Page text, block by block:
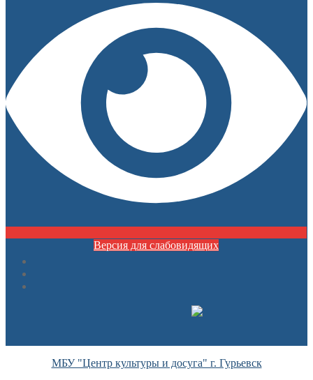
Версия для слабовидящих
МБУ "Центр культуры и досуга" г. Гурьевск